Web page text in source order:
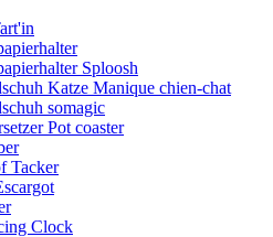
Sploosh
Katze Manique chien-chat
somagic
Pot coaster
Tacker
Clock